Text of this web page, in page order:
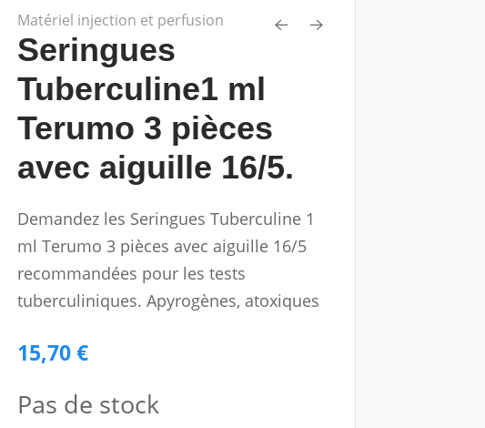
Matériel injection et perfusion
Seringues
Tuberculine1 ml
Terumo 3 pièces
avec aiguille 16/5.
Demandez les Seringues Tuberculine 1
ml Terumo 3 pièces avec aiguille 16/5
recommandées pour les tests
tuberculiniques. Apyrogènes, atoxiques
15,70 €
Pas de stock